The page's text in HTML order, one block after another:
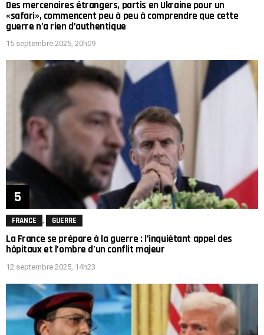
Des mercenaires étrangers, partis en Ukraine pour un
«safari», commencent peu à peu à comprendre que cette
guerre n’a rien d’authentique
15 septembre 2025, 20h09
FRANCE GUERRE
La France se prépare à la guerre : l’inquiétant appel des
hôpitaux et l’ombre d’un conflit majeur
12 septembre 2025, 14h23